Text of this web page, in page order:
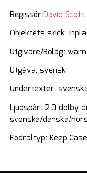
Regissör:David Scott
Objektets skick:
Utgivare/Bolag:
Utgåva: svensk
Undertexter:
Ljudspår: 2.0 dolby
svenska/danska/
Fodraltyp: Keep Case